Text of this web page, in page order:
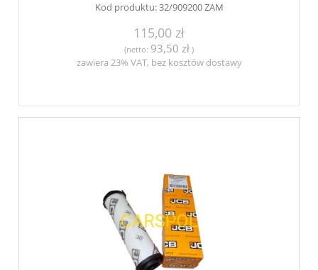
Kod produktu:32/909200 ZAM
115,00 zł
(netto: 93,50 zł )
zawiera 23% VAT, bez kosztów dostawy